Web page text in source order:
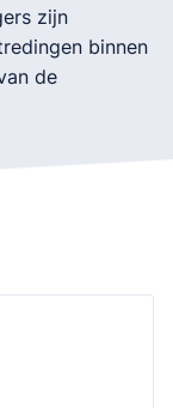
zijn
binnen
de